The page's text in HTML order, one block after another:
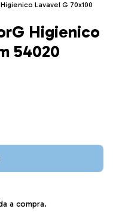
Lavavel G 70x100
Higienico
54020
a compra.